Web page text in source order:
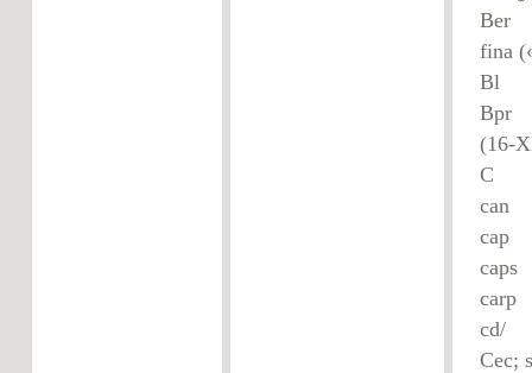
fina
Bl
(16-
cd/
Cec;